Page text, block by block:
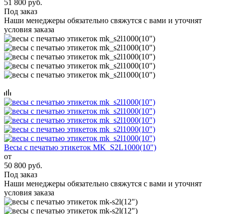
51 800 руб.
Под заказ
Наши менеджеры обязательно свяжутся с вами и уточнят
условия заказа
Весы с печатью этикеток MK_S2L1000(10")
от
50 800 руб.
Под заказ
Наши менеджеры обязательно свяжутся с вами и уточнят
условия заказа